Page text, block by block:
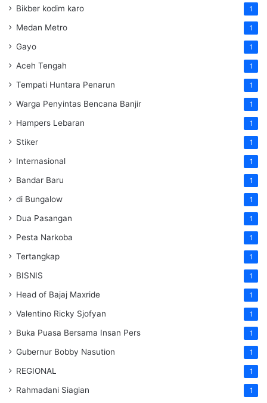
Bikber kodim karo 1
Medan Metro 1
Gayo 1
Aceh Tengah 1
Tempati Huntara Penarun 1
Warga Penyintas Bencana Banjir 1
Hampers Lebaran 1
Stiker 1
Internasional 1
Bandar Baru 1
di Bungalow 1
Dua Pasangan 1
Pesta Narkoba 1
Tertangkap 1
BISNIS 1
Head of Bajaj Maxride 1
Valentino Ricky Sjofyan 1
Buka Puasa Bersama Insan Pers 1
Gubernur Bobby Nasution 1
REGIONAL 1
Rahmadani Siagian 1